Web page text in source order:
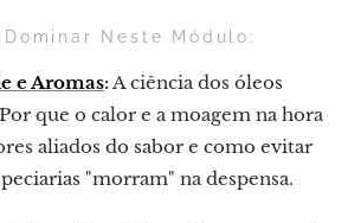
Neste Módulo:
e Aromas:A ciência dos óleos
que o calor e a moagem na hora
aliados do sabor e como evitar
"morram" na despensa.